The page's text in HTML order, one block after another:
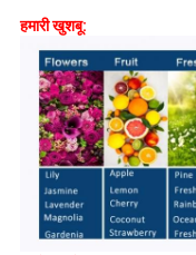
हमारी खुशबू: